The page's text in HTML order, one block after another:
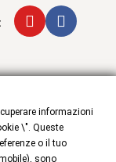
informazioni
\". Queste
o il tuo
sono